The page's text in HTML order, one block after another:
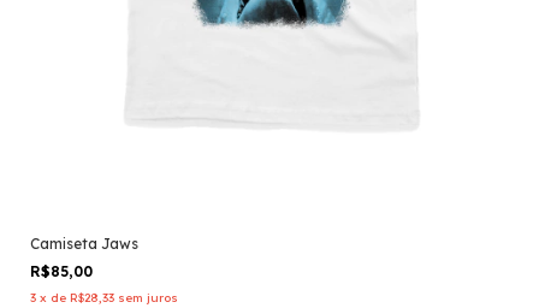
Camiseta Jaws
R$85,00
3 x de R$28,33 sem juros